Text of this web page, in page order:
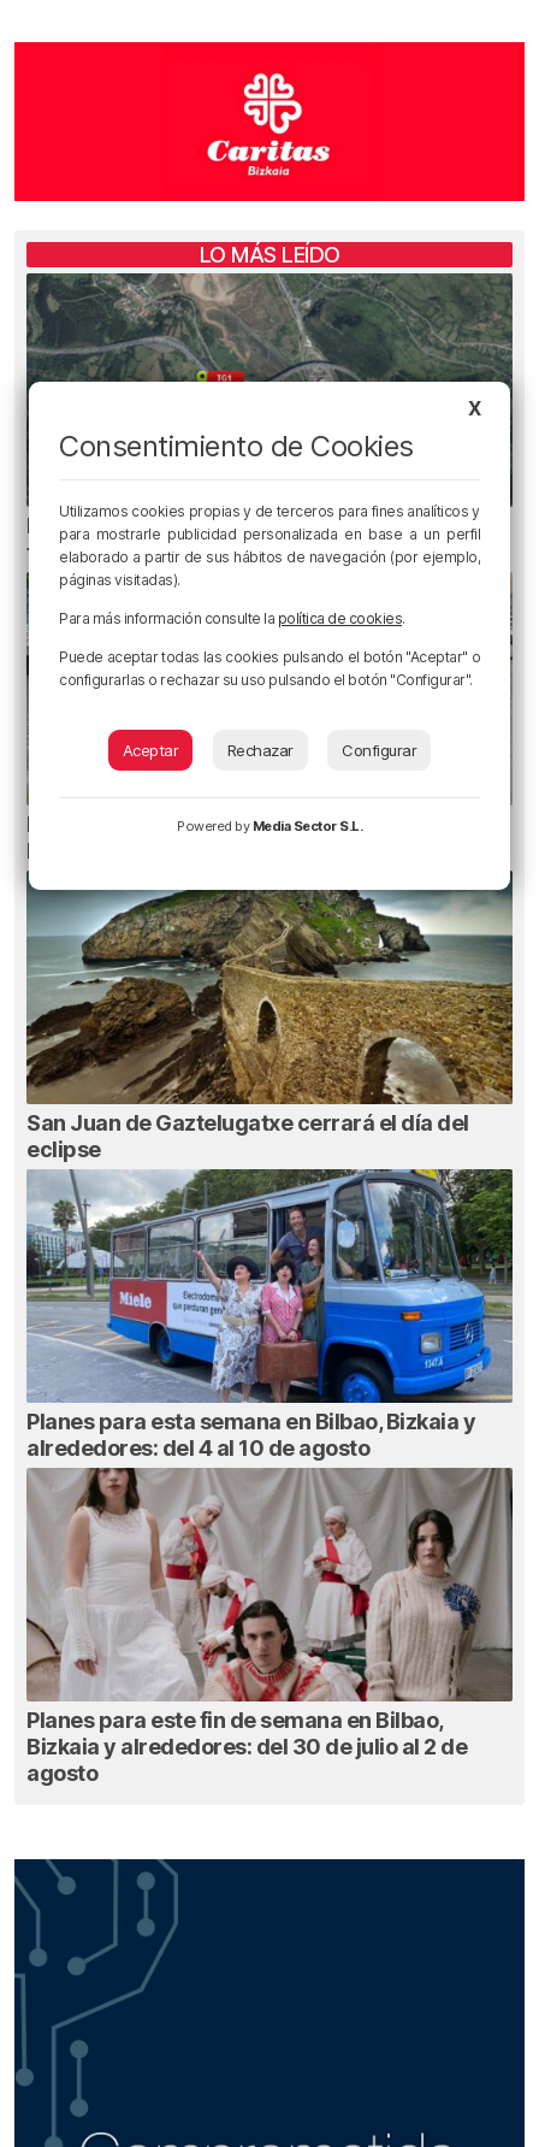
LO MÁS LEÍDO
Heridas dos personas en un accidente entre
tres vehículos en la A8 en Muskiz
Recuperado el cuerpo sin vida de una mujer en
la ría de Bilbao
San Juan de Gaztelugatxe cerrará el día del
eclipse
Planes para esta semana en Bilbao, Bizkaia y
alrededores: del 4 al 10 de agosto
Planes para este fin de semana en Bilbao,
Bizkaia y alrededores: del 30 de julio al 2 de
agosto
X
Consentimiento de Cookies
Utilizamos cookies propias y de terceros para fines analíticos y
para mostrarle publicidad personalizada en base a un perfil
elaborado a partir de sus hábitos de navegación (por ejemplo,
páginas visitadas).
Para más información consulte la política de cookies.
Puede aceptar todas las cookies pulsando el botón "Aceptar" o
configurarlas o rechazar su uso pulsando el botón "Configurar".
Aceptar Rechazar Configurar
Powered by Media Sector S.L.